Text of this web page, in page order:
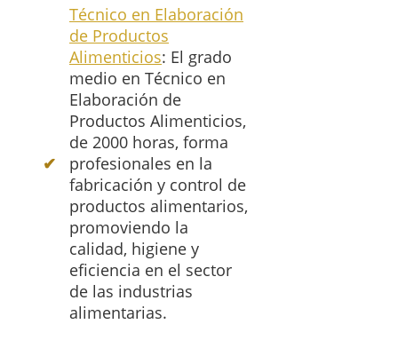
Técnico en Elaboración
de Productos
Alimenticios: El grado
medio en Técnico en
Elaboración de
Productos Alimenticios,
de 2000 horas, forma
profesionales en la
fabricación y control de
productos alimentarios,
promoviendo la
calidad, higiene y
eficiencia en el sector
de las industrias
alimentarias.